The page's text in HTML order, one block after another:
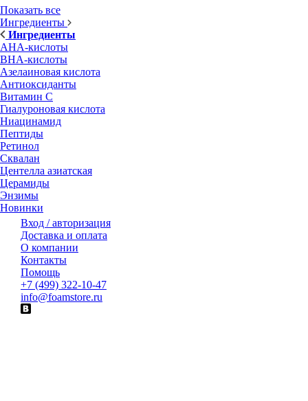
Показать все
Ингредиенты
Ингредиенты
AHA-кислоты
BHA-кислоты
Азелаиновая кислота
Антиоксиданты
Витамин С
Гиалуроновая кислота
Ниацинамид
Пептиды
Ретинол
Сквалан
Центелла азиатская
Церамиды
Энзимы
Новинки
Вход / авторизация
Доставка и оплата
О компании
Контакты
Помощь
+7 (499) 322-10-47
info@foamstore.ru